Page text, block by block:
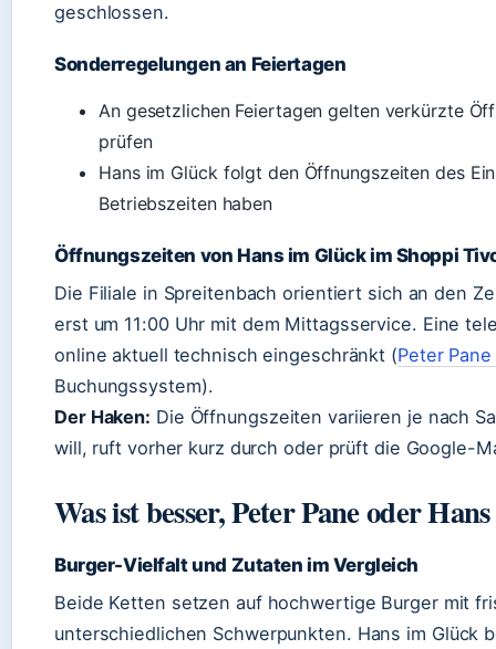
geschlossen.
Sonderregelungen an Feiertagen
An gesetzlichen Feiertagen gelten verkürzte
prüfen
Hans im Glück folgt den Öffnungszeiten des
Betriebszeiten haben
Öffnungszeiten von Hans im Glück im Shoppi
Die Filiale in Spreitenbach orientiert sich an den
erst um 11:00 Uhr mit dem Mittagsservice. Eine
online aktuell technisch eingeschränkt (Peter
Buchungssystem).
Der Haken: Die Öffnungszeiten variieren je nach
will, ruft vorher kurz durch oder prüft die Google-
Was ist besser, Peter Pane oder
Burger-Vielfalt und Zutaten im Vergleich
Beide Ketten setzen auf hochwertige Burger mit
unterschiedlichen Schwerpunkten. Hans im Glück